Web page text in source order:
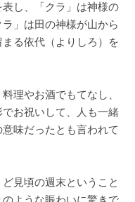
し、「クラ」は神様の
」は田の神様が山から
る依代（よりしろ）を
理やお酒でもてなし、
お祝いして、人も一緒
味だったとも言われて
見頃の週末ということ
ような賑わいに驚きで